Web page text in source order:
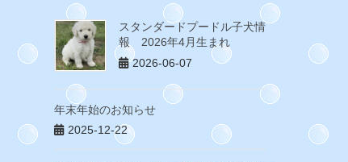
スタンダードプードル子犬情
報 2026年4月生まれ
2026-06-07
年末年始のお知らせ
2025-12-22